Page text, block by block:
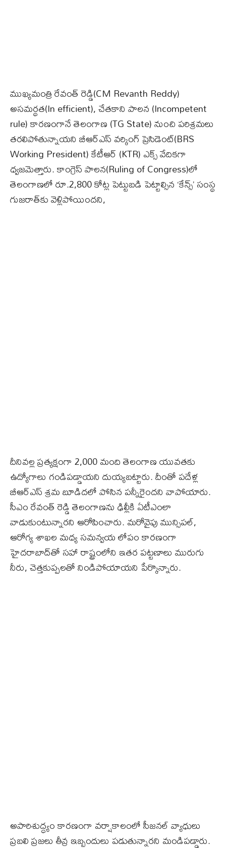
ముఖ్యమంత్రి రేవంత్ రెడ్డి(CM Revanth Reddy)
అసమర్థత(In efficient), చేతకాని పాలన (Incompetent
rule) కారణంగానే తెలంగాణ (TG State) నుంచి పరిశ్రమలు
తరలిపోతున్నాయని బీఆర్ఎస్ వర్కింగ్ ప్రెసిడెంట్(BRS
Working President) కేటీఆర్ (KTR) ఎక్స్ వేదికగా
ధ్వజమెత్తారు. కాంగ్రెస్ పాల‌న‌(Ruling of Congress)లో
తెలంగాణ‌లో రూ.2,800 కోట్ల పెట్టుబడి పెట్టాల్సిన ‘కేన్స్’ సంస్థ
గుజరాత్‌కు వెళ్లిపోయిందని,
దీనివల్ల ప్రత్యక్షంగా 2,000 మంది తెలంగాణ యువతకు
ఉద్యోగాలు గండిప‌డ్డాయని దుయ్య‌బ‌ట్టారు. దీంతో పదేళ్ల
బీఆర్ఎస్ శ్రమ బూడిద‌లో పోసిన ప‌న్నీరైంద‌ని వాపోయారు.
సీఎం రేవంత్ రెడ్డి తెలంగాణ‌ను ఢిల్లీకి ఏటీఎంలా
వాడుకుంటున్నార‌ని ఆరోపించారు. మ‌రోవైపు మున్సిపల్,
ఆరోగ్య శాఖల మధ్య సమన్వయ లోపం కారణంగా
హైదరాబాద్‌తో సహా రాష్ట్రంలోని ఇతర పట్టణాలు మురుగు
నీరు, చెత్తకుప్పలతో నిండిపోయాయని పేర్కొన్నారు.
అపారిశుద్ధ్యం కార‌ణంగా వర్షాకాలంలో సీజనల్ వ్యాధులు
ప్రబలి ప్రజలు తీవ్ర ఇబ్బందులు పడుతున్నారని మండిప‌డ్డారు.